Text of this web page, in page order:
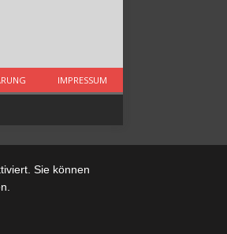
IMPRESSUM
Sie können